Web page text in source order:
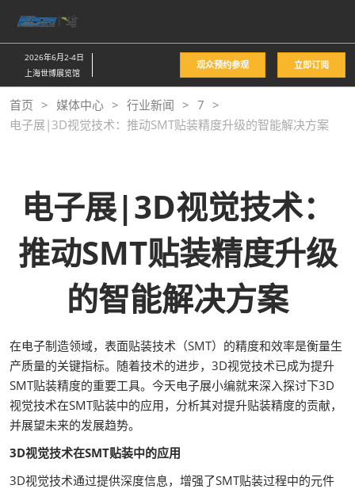
接
跳
至
内
容
2026年6月2-4日
上海世博展览馆
观众预约参观 立即订阅
首页 媒体中心 行业新闻
7
电子展|3D视觉技术：推动SMT贴装精度升级的智能解决方案
电子展|3D视觉技术：
推动SMT贴装精度升级
的智能解决方案
在电子制造领域，表面贴装技术（SMT）的精度和效率是衡量生
产质量的关键指标。随着技术的进步，3D视觉技术已成为提升
SMT贴装精度的重要工具。今天电子展小编就来深入探讨下3D
视觉技术在SMT贴装中的应用，分析其对提升贴装精度的贡献，
并展望未来的发展趋势。
3D视觉技术在SMT贴装中的应用
3D视觉技术通过提供深度信息，增强了SMT贴装过程中的元件